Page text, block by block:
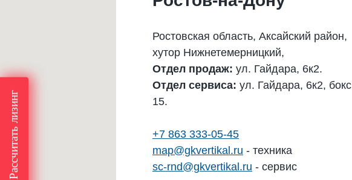
Рассчитать лизинг
Ростовская область, Аксайский район,
хутор Нижнетемерницкий,
Отдел продаж: ул. Гайдара, 6к2.
Отдел сервиса: ул. Гайдара, 6к2, бокс
15.
+7 863 333-05-45
map@gkvertikal.ru - техника
sс-rnd@gkvertikal.ru - сервис
Рассчитать лизинг